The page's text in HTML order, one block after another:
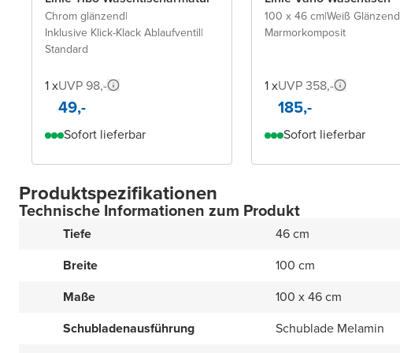
Chrom glänzend|
Inklusive Klick-Klack Ablaufventil|
Standard
1 xUVP 98,-
49,-
Sofort lieferbar
100 x 46 cm|Weiß Glänzend
Marmorkomposit
1 xUVP 358,-
185,-
Sofort lieferbar
Produktspezifikationen
Technische Informationen zum Produkt
Tiefe
46 cm
Breite
100 cm
Maße
100 x 46 cm
Schubladenausführung
Schublade Melamin